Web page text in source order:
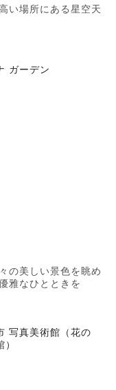
い場所にある星空天
ガーデン
の美しい景色を眺め
雅なひとときを
写真美術館（花の